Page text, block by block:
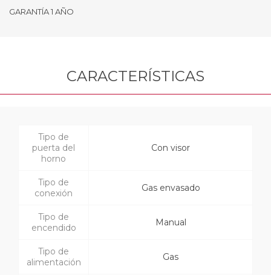
GARANTÍA 1 AÑO
CARACTERÍSTICAS
Tipo de
puerta del
horno
Con visor
Tipo de
conexión
Gas envasado
Tipo de
encendido
Manual
Tipo de
alimentación
Gas